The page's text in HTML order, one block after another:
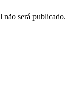
não será publicado.